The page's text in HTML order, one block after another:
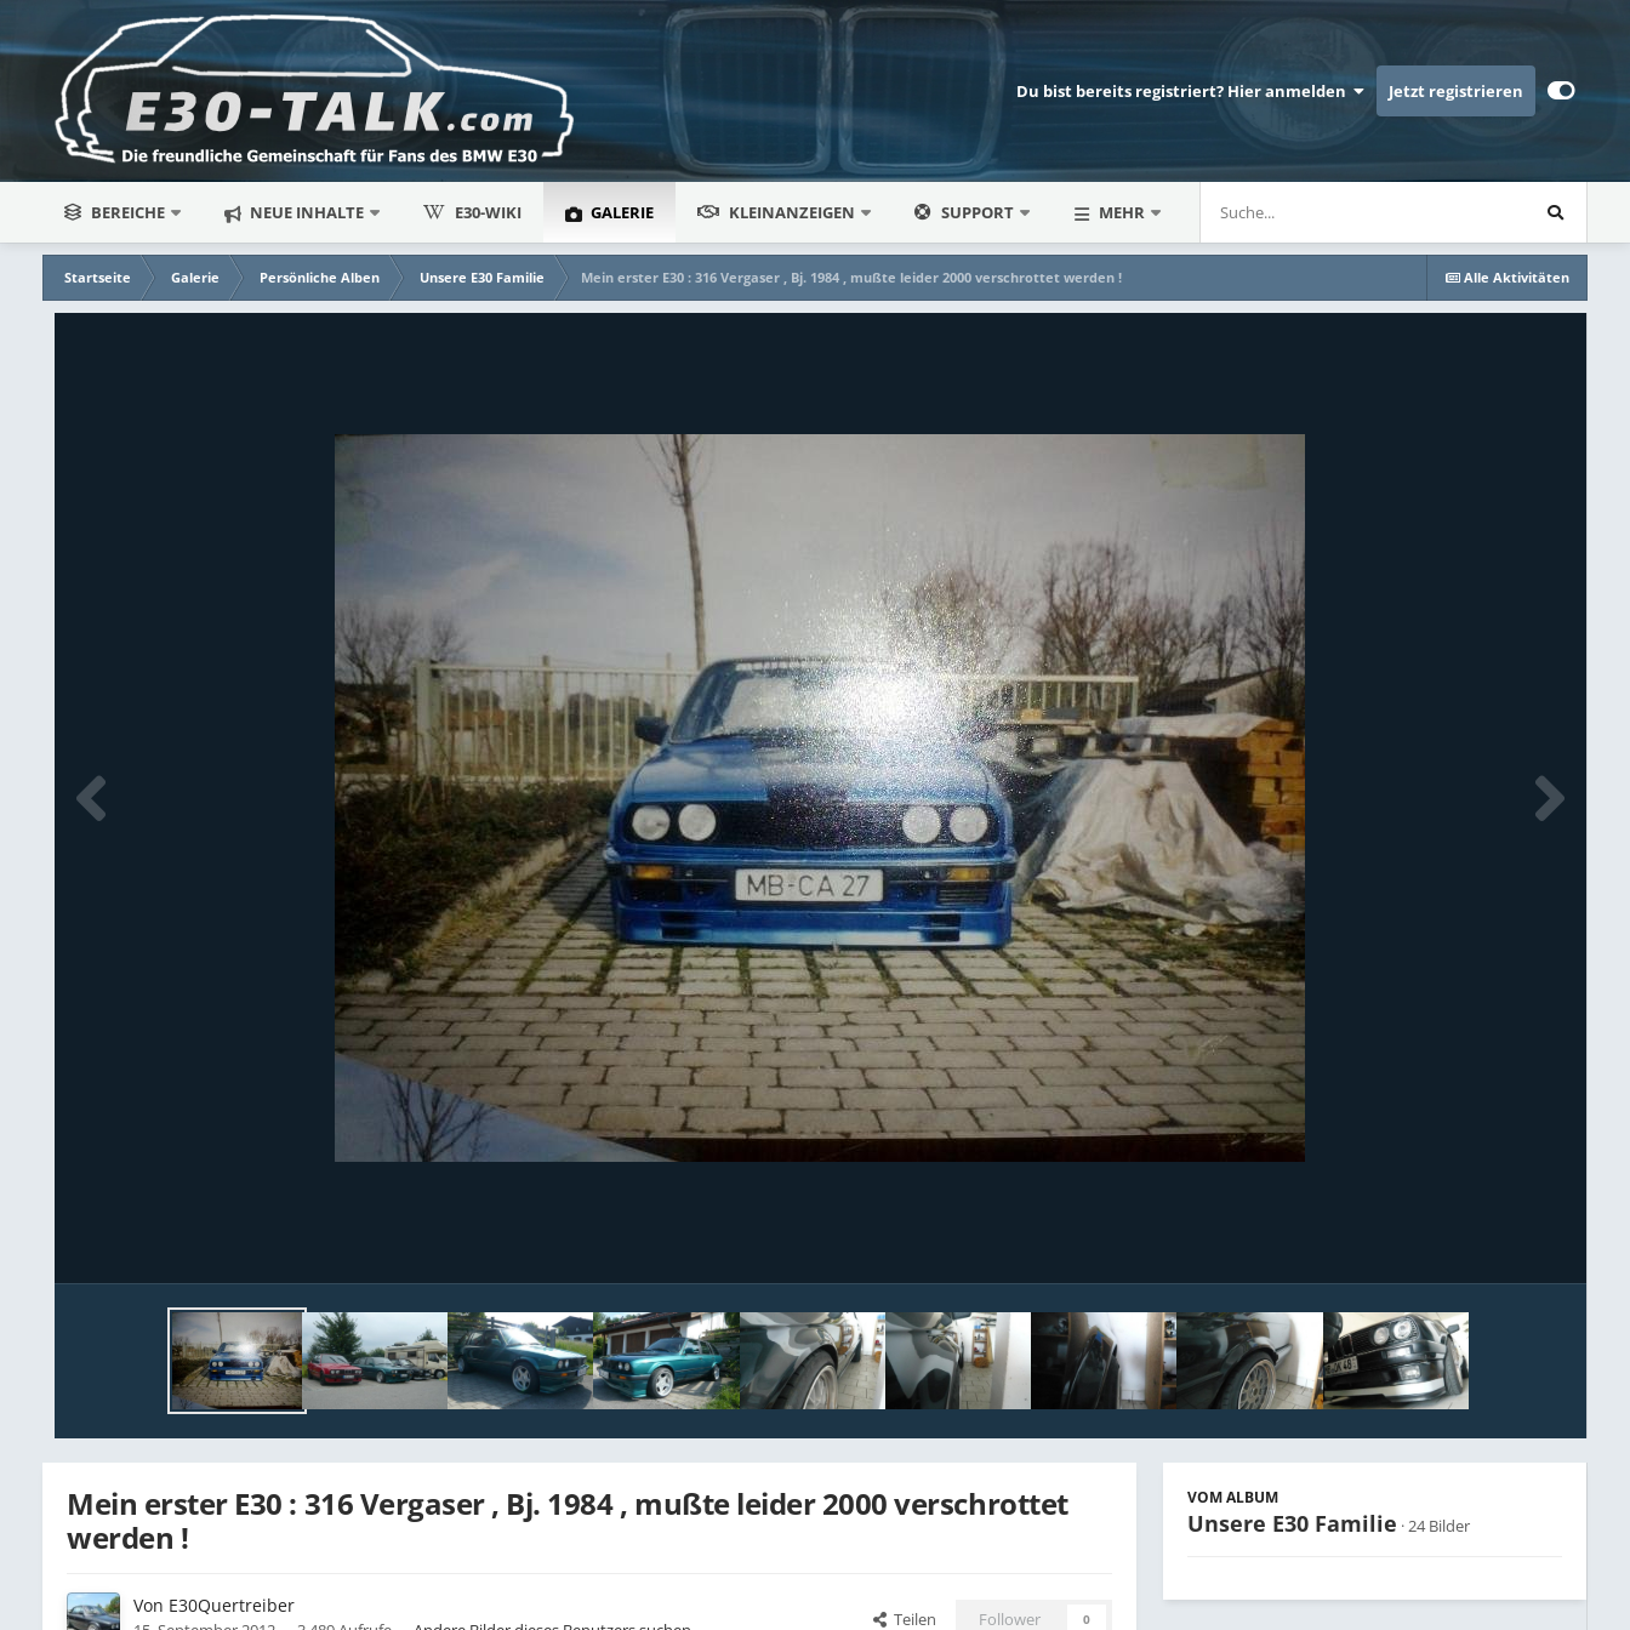
Du bist bereits registriert? Hier anmelden Jetzt registrieren
BEREICHE NEUE INHALTE E30-WIKI GALERIE KLEINANZEIGEN SUPPORT MEHR
Alle Aktivitäten
Startseite Galerie Persönliche Alben Unsere E30 Familie Mein erster E30 : 316 Vergaser , Bj. 1984 , mußte leider 2000 verschrottet werden !
Mein erster E30 : 316 Vergaser , Bj. 1984 , mußte leider 2000 verschrottet
werden !
Von E30Quertreiber
Teilen Follower 0
VOM ALBUM
Unsere E30 Familie · 24 Bilder